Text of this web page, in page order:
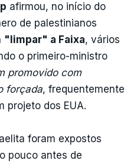
afirmou, no início do
de palestinianos
"limpar" a Faixa, vários
o primeiro-ministro
promovido com
forçada, frequentemente
projeto dos EUA.
foram expostos
pouco antes de